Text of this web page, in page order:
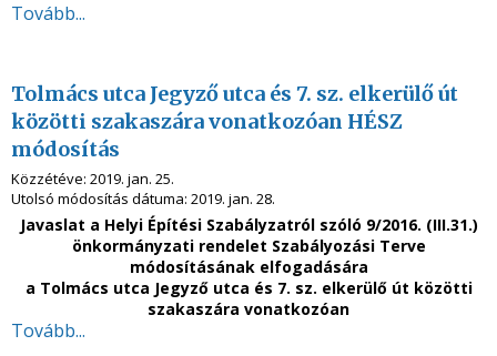
Tovább...
Tolmács utca Jegyző utca és 7. sz. elkerülő út
közötti szakaszára vonatkozóan HÉSZ
módosítás
Közzétéve: 2019. jan. 25.
Utolsó módosítás dátuma: 2019. jan. 28.
Javaslat a Helyi Építési Szabályzatról szóló 9/2016. (III.31.)
önkormányzati rendelet Szabályozási Terve
módosításának elfogadására
a Tolmács utca Jegyző utca és 7. sz. elkerülő út közötti
szakaszára vonatkozóan
Tovább...